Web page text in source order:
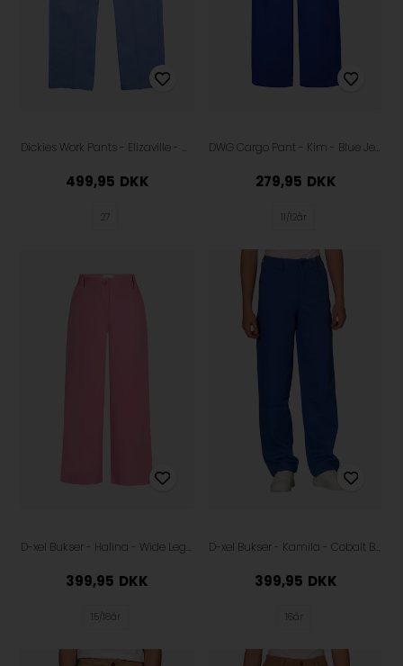
Dickies Work Pants - Elizaville - Allure
499,95 DKK
27
DWG Cargo Pant - Kim - Blue Jewel
279,95 DKK
11/12år
D-xel Bukser - Halina - Wide Leg - Begonia Pink
399,95 DKK
15/16år
D-xel Bukser - Kamila - Cobalt Blue
399,95 DKK
16år